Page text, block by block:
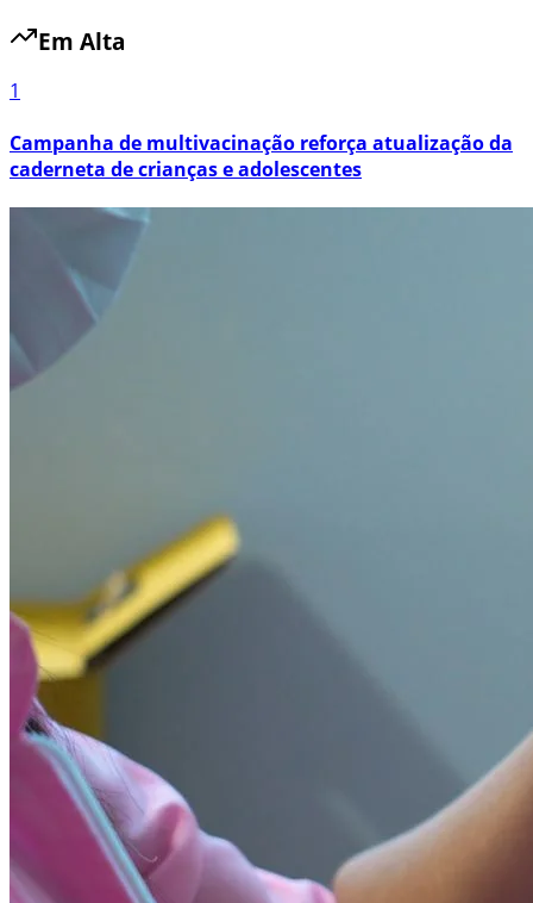
Em Alta
1
Campanha de multivacinação reforça atualização da
caderneta de crianças e adolescentes